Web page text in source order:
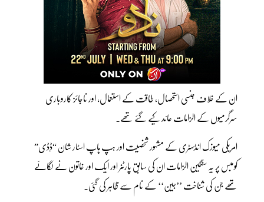
ان کے خلاف جنسی استحصال، طاقت کے استعمال، اور ناجائز کاروباری
سرگرمیوں کے الزامات عائد کیے گئے تھے۔
امریکی میوزک انڈسٹری کے مشہور شخصیت اور ہپ ہاپ اسٹار شان “ڈِڈی”
کومبس پر یہ سنگین الزامات ان کی سابق پارٹنر اور ایک اور خاتون نے لگائے
تھے جن کی شناخت ’’جین‘‘ کے نام سے ظاہر کی گئی۔